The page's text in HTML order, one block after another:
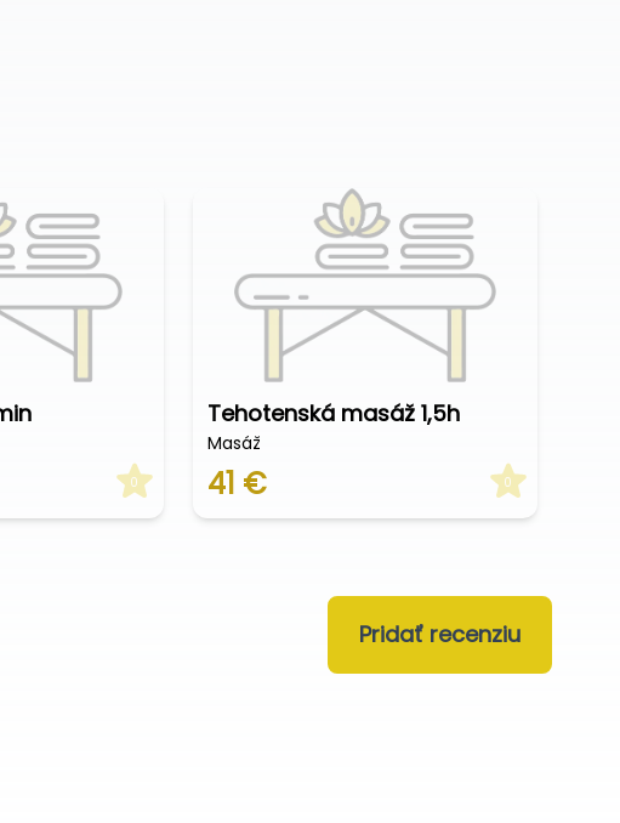
0
Tehotenská masáž 1,5h
Masáž
41 € 0
Pridať recenziu